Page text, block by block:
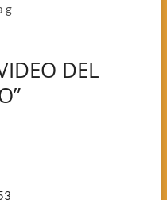
DEL